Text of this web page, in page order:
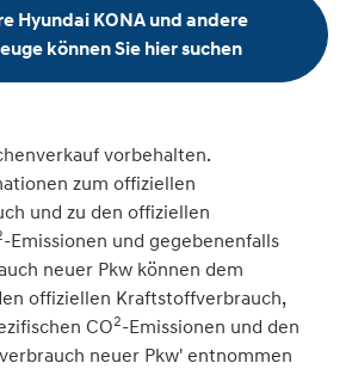
Hyundai KONA und andere
können Sie hier suchen
vorbehalten.
zum offiziellen
und zu den offiziellen
-Emissionen und gegebenenfalls
neuer Pkw können dem
offiziellen Kraftstoffverbrauch,
CO2-Emissionen und den
neuer Pkw' entnommen